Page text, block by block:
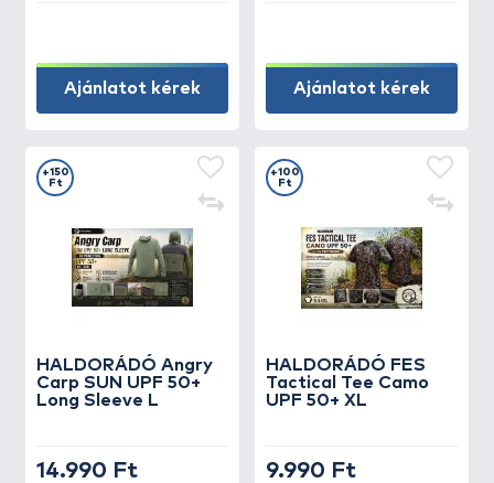
Ajánlatot kérek Ajánlatot kérek
HALDORÁDÓ Angry
Carp SUN UPF 50+
Long Sleeve L
+150
Ft
14.990 Ft
HALDORÁDÓ FES
Tactical Tee Camo
UPF 50+ XL
+100
Ft
9.990 Ft